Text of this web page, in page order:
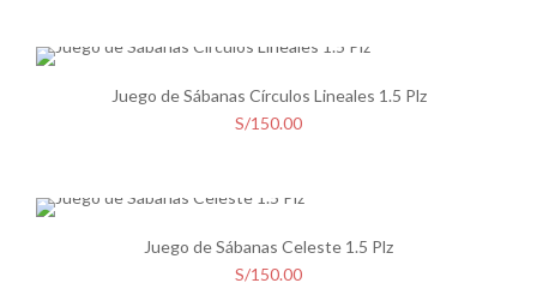
Juego de Sábanas Círculos Lineales 1.5 Plz
S/150.00
Juego de Sábanas Celeste 1.5 Plz
S/150.00